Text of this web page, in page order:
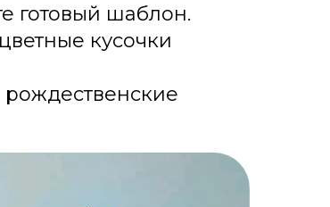
готовый шаблон.
кусочки